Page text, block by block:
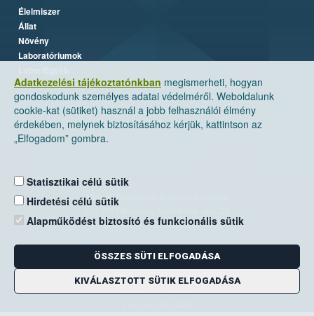
Adatkezelési tájékoztatónkban megismerheti, hogyan
gondoskodunk személyes adatai védelméről. Weboldalunk
cookie-kat (sütiket) használ a jobb felhasználói élmény
érdekében, melynek biztosításához kérjük, kattintson az
„Elfogadom” gombra.
Statisztikai célú sütik
Hirdetési célú sütik
Alapműködést biztosító és funkcionális sütik
ÖSSZES SÜTI ELFOGADÁSA
KIVÁLASZTOTT SÜTIK ELFOGADÁSA
Élelmiszer
Állat
Növény
Laboratóriumok
Nemzeti Élelmiszerlánc-biztonsági Hivatal
Levelezési cím: 1525 Budapest. Pf. 30.
E-mail:ugyfelszolgalat@nebih.gov.hu
Zöld szám: 06-80/263-244
Telefon: 06-1/ 336-9000